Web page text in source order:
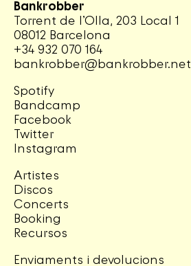
Bankrobber
Torrent de l’Olla, 203 Local 1
08012 Barcelona
+34 932 070 164
bankrobber@bankrobber.net
Spotify
Bandcamp
Facebook
Twitter
Instagram
Artistes
Discos
Concerts
Booking
Recursos
Enviaments i devolucions